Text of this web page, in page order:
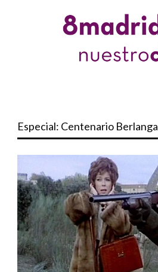
Especial: Centenario Berlanga